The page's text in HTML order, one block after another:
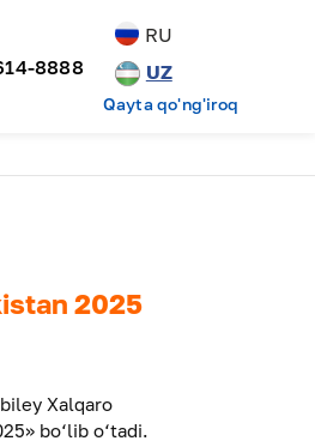
8888
RU
UZ
Qayta qo'ng'iroq
2025
Xalqaro
bo‘lib o‘tadi.